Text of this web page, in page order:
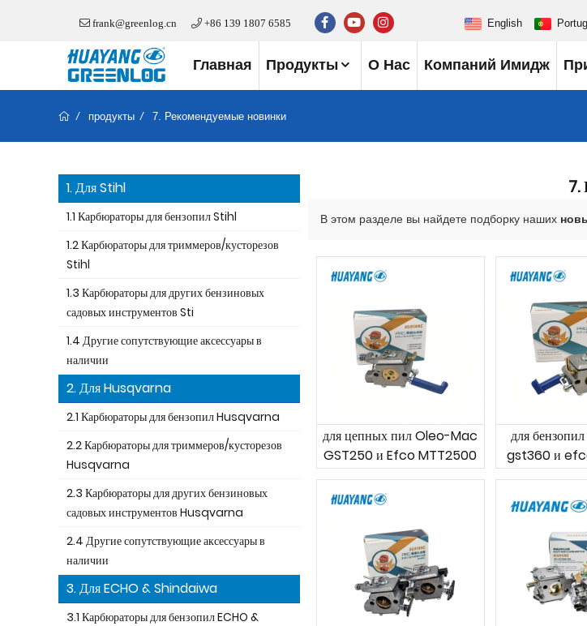
frank@greenlog.cn +86 139 1807 6585 English
Главная Продукты О Нас Компаний Имидж
продукты 7. Рекомендуемые новинки
1. Для Stihl
1.1 Карбюраторы для бензопил Stihl
1.2 Карбюраторы для триммеров/кусторезов
Stihl
1.3 Карбюраторы для других бензиновых
садовых инструментов Sti
1.4 Другие сопутствующие аксессуары в
наличии
2. Для Husqvarna
2.1 Карбюраторы для бензопил Husqvarna
2.2 Карбюраторы для триммеров/кусторезов
Husqvarna
2.3 Карбюраторы для других бензиновых
садовых инструментов Husqvarna
2.4 Другие сопутствующие аксессуары в
наличии
3. Для ECHO & Shindaiwa
3.1 Карбюраторы для бензопил ECHO &
7.
В этом разделе вы найдете подборку наших
для цепных пил Oleo-Mac
GST250 и Efco MTT2500
для
gst360 и